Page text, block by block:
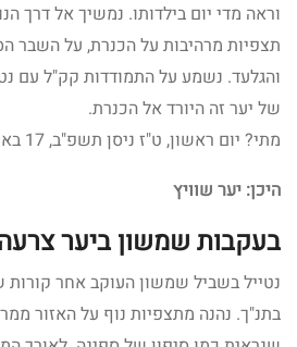
וראה מדי יום בילדותו. נמשיך אל דרך
תצפיות מרהיבות על הכנרת, על השבר
והגלעד. נשמע על התמודדות קק"ל עם
של יער זה היורד אל הכנרת.
מתי? יום ראשון, ט"ז ניסן תשפ"ב, 17 באפריל 2022
היכן: יער שוויץ
בעקבות שמשון ביער
נטייל בשביל שמשון העוקב אחר
בתנ"ך. נהנה מתצפיות נוף על האזור